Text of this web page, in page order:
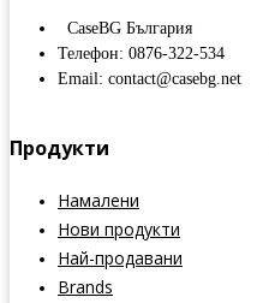
CaseBG България
Телефон: 0876-322-534
Email: contact@casebg.net
Продукти
Намалени
Нови продукти
Най-продавани
Brands